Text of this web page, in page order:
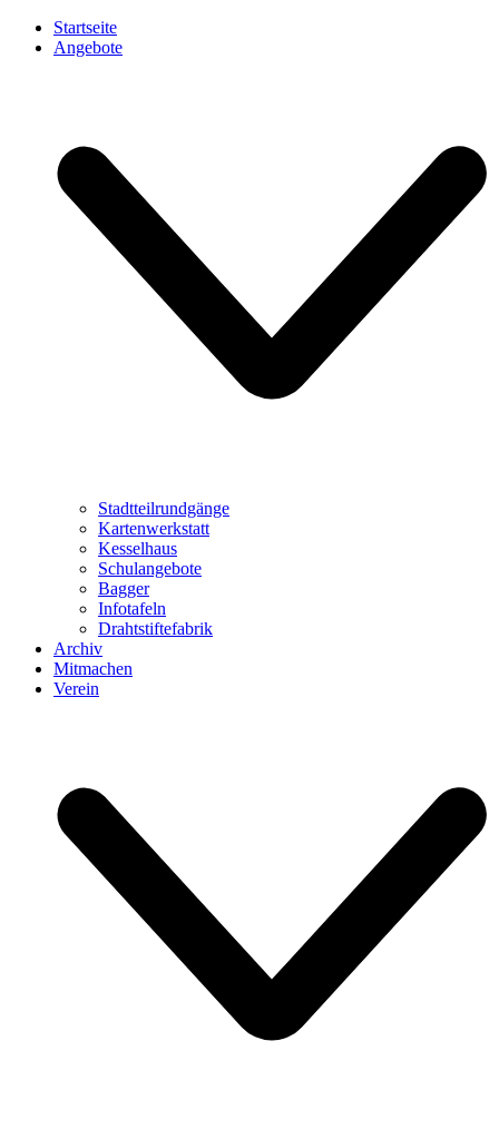
Startseite
Angebote
Stadtteilrundgänge
Kartenwerkstatt
Kesselhaus
Schulangebote
Bagger
Infotafeln
Drahtstiftefabrik
Archiv
Mitmachen
Verein